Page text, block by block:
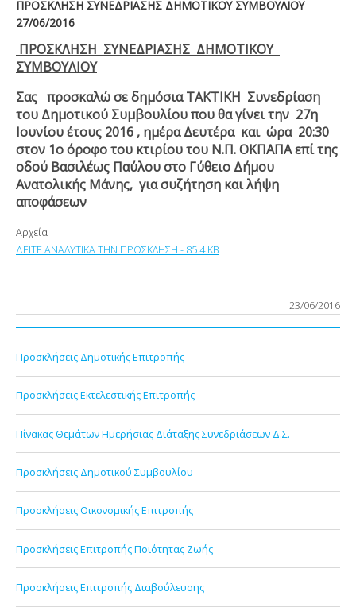
ΠΡΟΣΚΛΗΣΗ ΣΥΝΕΔΡΙΑΣΗΣ ΔΗΜΟΤΙΚΟΥ ΣΥΜΒΟΥΛΙΟΥ
27/06/2016
ΠΡΟΣΚΛΗΣΗ ΣΥΝΕΔΡΙΑΣΗΣ ΔΗΜΟΤΙΚΟΥ
ΣΥΜΒΟΥΛΙΟΥ
Σας προσκαλώ σε δημόσια ΤΑΚΤΙΚΗ Συνεδρίαση
του Δημοτικού Συμβουλίου που θα γίνει την 27η
Ιουνίου έτους 2016 , ημέρα Δευτέρα και ώρα 20:30
στον 1ο όροφο του κτιρίου του Ν.Π. ΟΚΠΑΠΑ επί της
οδού Βασιλέως Παύλου στο Γύθειο Δήμου
Ανατολικής Μάνης, για συζήτηση και λήψη
αποφάσεων
Αρχεία
ΔΕΙΤΕ ΑΝΑΛΥΤΙΚΑ ΤΗΝ ΠΡΟΣΚΛΗΣΗ - 85.4 KB
23/06/2016
Προσκλήσεις Δημοτικής Επιτροπής
Προσκλήσεις Εκτελεστικής Επιτροπής
Πίνακας Θεμάτων Ημερήσιας Διάταξης Συνεδριάσεων Δ.Σ.
Προσκλήσεις Δημοτικού Συμβουλίου
Προσκλήσεις Οικονομικής Επιτροπής
Προσκλήσεις Επιτροπής Ποιότητας Ζωής
Προσκλήσεις Επιτροπής Διαβούλευσης